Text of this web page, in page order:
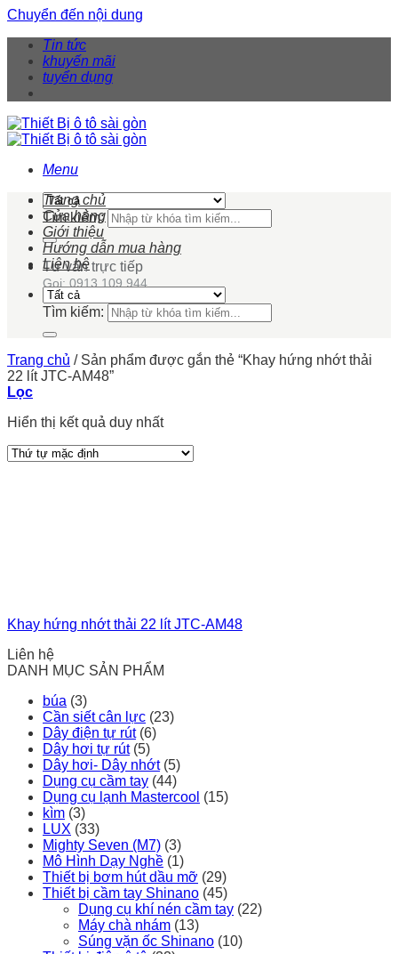
Chuyển đến nội dung
Tin tức
khuyến mãi
tuyển dụng
Menu
Tìm kiếm:
Tư vấn trực tiếp
Gọi: 0913 109 944
Trang chủ
Cửa hàng
Giới thiệu
Hướng dẫn mua hàng
Liên hệ
Tìm kiếm:
Trang chủ /Sản phẩm được gắn thẻ “Khay hứng nhớt thải
22 lít JTC-AM48”
Lọc
Hiển thị kết quả duy nhất
Khay hứng nhớt thải 22 lít JTC-AM48
Liên hệ
DANH MỤC SẢN PHẨM
búa (3)
Cần siết cân lực (23)
Dây điện tự rút (6)
Dây hơi tự rút (5)
Dây hơi- Dây nhớt (5)
Dụng cụ cầm tay (44)
Dụng cụ lạnh Mastercool (15)
kìm (3)
LUX (33)
Mighty Seven (M7) (3)
Mô Hình Dạy Nghề (1)
Thiết bị bơm hút dầu mỡ (29)
Thiết bị cầm tay Shinano (45)
Dụng cụ khí nén cầm tay (22)
Máy chà nhám (13)
Súng vặn ốc Shinano (10)